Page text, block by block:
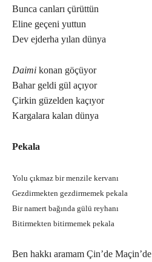
Bunca canları çürüttün
Eline geçeni yuttun
Dev ejderha yılan dünya
Daimi konan göçüyor
Bahar geldi gül açıyor
Çirkin güzelden kaçıyor
Kargalara kalan dünya
Pekala
Yolu çıkmaz bir menzile kervanı
Gezdirmekten gezdirmemek pekala
Bir namert bağında gülü reyhanı
Bitirmekten bitirmemek pekala
Ben hakkı aramam Çin’de Maçin’de